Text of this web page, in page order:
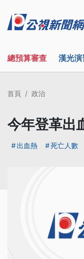
總預算審查 漢光演
首頁 政治
今年登革出
出血熱 死亡人數